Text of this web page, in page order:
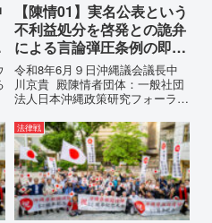
【陳情01】実名公表という
不利益処分を啓発との詭弁
による言論弾圧条例の即時
運用停止を求める陳情
令和8年6月９日沖縄議会議長中
川京貴 殿陳情者団体：一般社団
法人日本沖縄政策研究フォーラム
所：沖縄県那覇市電 話：
080- 実名公表という不利益処分
を啓発との詭弁による言論弾圧条
例の即時運用停止を求める陳情
1...
法律戦